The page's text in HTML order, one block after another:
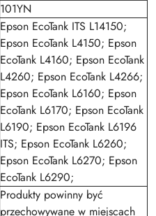
101YN
Epson EcoTank ITS L14150;
Epson EcoTank L4150; Epson
EcoTank L4160; Epson EcoTank
L4260; Epson EcoTank L4266;
Epson EcoTank L6160; Epson
EcoTank L6170; Epson EcoTank
L6190; Epson EcoTank L6196
ITS; Epson EcoTank L6260;
Epson EcoTank L6270; Epson
EcoTank L6290;
Produkty powinny być
przechowywane w miejscach